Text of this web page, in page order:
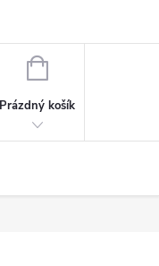
NÁKUPNÍ
Prázdný košík